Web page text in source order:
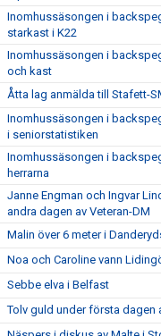
Inomhussäsongen i
starkast i K22
Inomhussäsongen i
och kast
Åtta lag anmälda till Stafett-
Inomhussäsongen i
i seniorstatistiken
Inomhussäsongen i
herrarna
Janne Engman och Ingvar
andra dagen av Veteran-DM
Malin över 6 meter i
Noa och Caroline vann
Sebbe elva i Belfast
Tolv guld under första dagen